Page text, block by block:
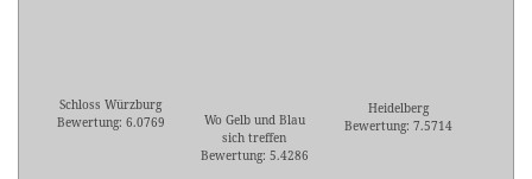
Schloss Würzburg
Bewertung: 6.0769
Wo Gelb und Blau
sich treffen
Bewertung: 5.4286
Heidelberg
Bewertung: 7.5714